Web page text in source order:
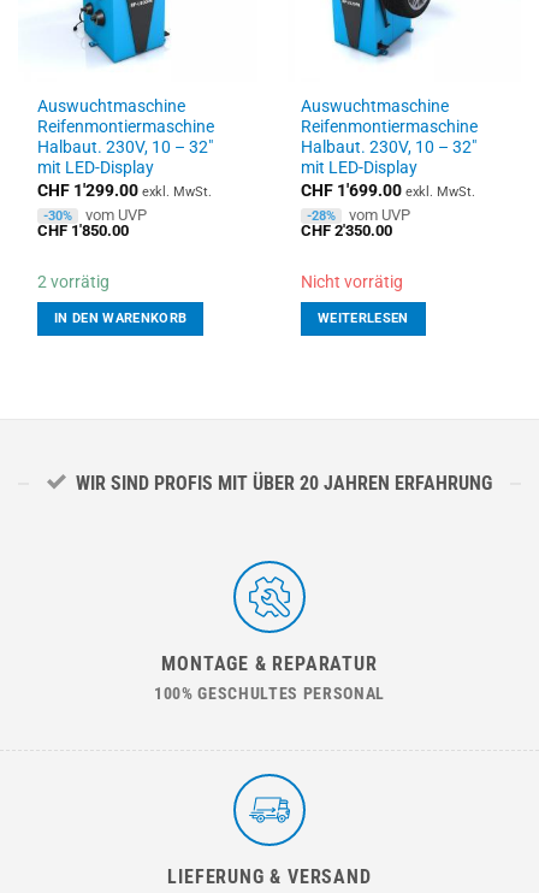
Auswuchtmaschine
Reifenmontiermaschine
Halbaut. 230V, 10 – 32″
mit LED-Display
CHF 1'299.00 exkl. MwSt.
-30%
vom UVP
CHF 1'850.00
2 vorrätig
IN DEN WARENKORB
Auswuchtmaschine
Reifenmontiermaschine
Halbaut. 230V, 10 – 32″
mit LED-Display
CHF 1'699.00 exkl. MwSt.
-28%
vom UVP
CHF 2'350.00
Nicht vorrätig
WEITERLESEN
WIR SIND PROFIS MIT ÜBER 20 JAHREN ERFAHRUNG
MONTAGE & REPARATUR
100% GESCHULTES PERSONAL
LIEFERUNG & VERSAND